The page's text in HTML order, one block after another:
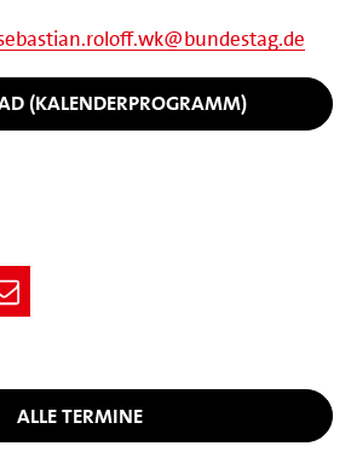
(KALENDERPROGRAMM)
ALLE TERMINE